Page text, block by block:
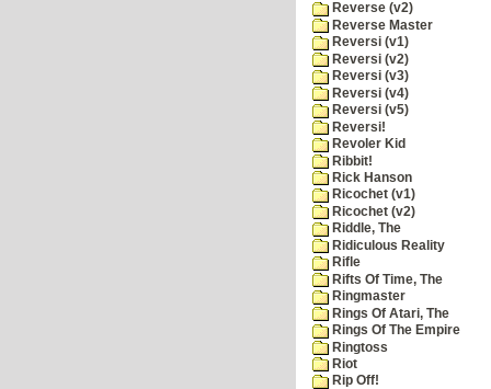
Reverse (v2)
Reverse Master
Reversi (v1)
Reversi (v2)
Reversi (v3)
Reversi (v4)
Reversi (v5)
Reversi!
Revoler Kid
Ribbit!
Rick Hanson
Ricochet (v1)
Ricochet (v2)
Riddle, The
Ridiculous Reality
Rifle
Rifts Of Time, The
Ringmaster
Rings Of Atari, The
Rings Of The Empire
Ringtoss
Riot
Rip Off!